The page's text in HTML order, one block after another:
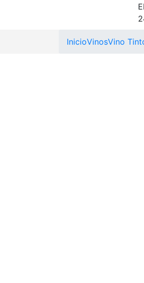
InicioVinosVino